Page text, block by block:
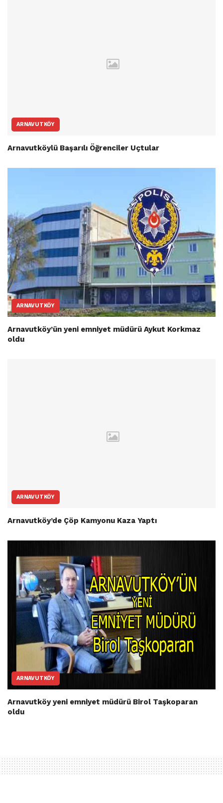
ARNAVUTKÖY
Arnavutköylü Başarılı Öğrenciler Uçtular
ARNAVUTKÖY
Arnavutköy’ün yeni emniyet müdürü Aykut Korkmaz
oldu
ARNAVUTKÖY
Arnavutköy’de Çöp Kamyonu Kaza Yaptı
ARNAVUTKÖY
Arnavutköy yeni emniyet müdürü Birol Taşkoparan
oldu